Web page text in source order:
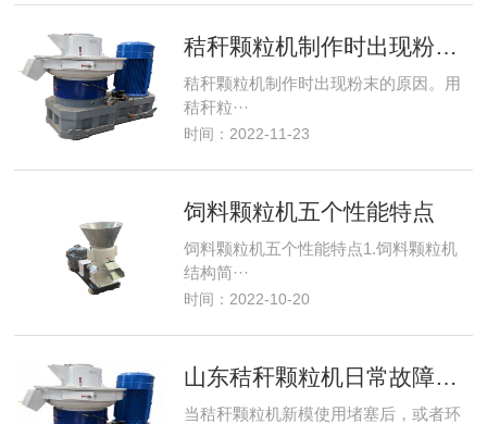
秸秆颗粒机制作时出现粉末的几个原因
秸秆颗粒机制作时出现粉末的原因。用
秸秆粒···
时间：2022-11-23
饲料颗粒机五个性能特点
饲料颗粒机五个性能特点1.饲料颗粒机
结构简···
时间：2022-10-20
山东秸秆颗粒机日常故障解决办法
当秸秆颗粒机新模使用堵塞后，或者环